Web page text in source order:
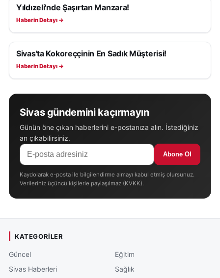
YAŞAM
Yıldızeli'nde Şaşırtan Manzara!
Haberin Detayı →
YAŞAM
Sivas'ta Kokoreççinin En Sadık Müşterisi!
Haberin Detayı →
Sivas gündemini kaçırmayın
Günün öne çıkan haberlerini e-postanıza alın. İstediğiniz
an çıkabilirsiniz.
Abone Ol
Kaydolarak e-posta ile bilgilendirme almayı kabul etmiş olursunuz.
Verileriniz üçüncü kişilerle paylaşılmaz (KVKK).
KATEGORILER
Güncel
Sivas Haberleri
Eğitim
Sağlık